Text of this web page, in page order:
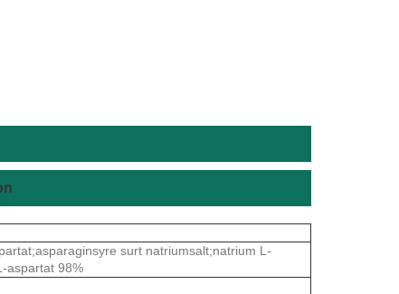
surt natriumsalt;natrium L-
aspartat 98%